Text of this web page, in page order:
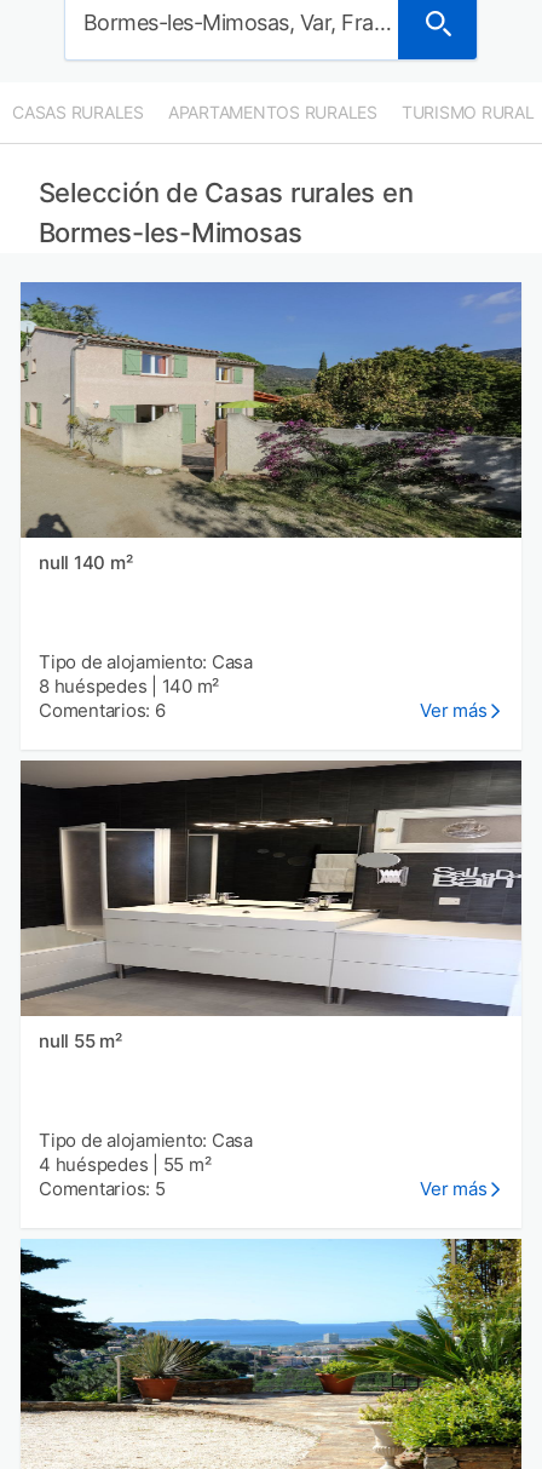
Bormes-les-Mimosas, Var, Francia
CASAS RURALES APARTAMENTOS RURALES TURISMO RURAL
Selección de Casas rurales en
Bormes-les-Mimosas
null 140 m²
Tipo de alojamiento: Casa
8 huéspedes
140 m²
Comentarios: 6
Ver más
null 55 m²
Tipo de alojamiento: Casa
4 huéspedes
55 m²
Comentarios: 5
Ver más